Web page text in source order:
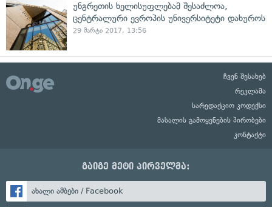
უნგრეთის ხელისუფლებამ შესაძლოა,
ცენტრალური ევროპის უნივერსიტეტი დახუროს
29 მარტი 2017, 13:56
ჩვენ შესახებ
რეკლამა
სარედაქციო კოდექსი
მასალის გამოყენების პირობები
კონტაქტი
გაიგე მეტი პირველმა:
ახალი ამბები / Facebook